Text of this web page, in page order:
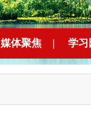
媒体聚焦 | 学习